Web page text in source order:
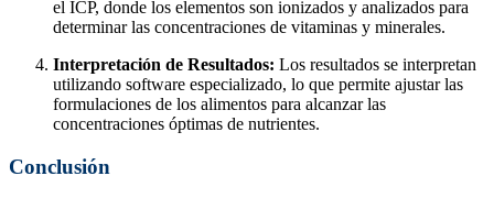
el ICP, donde los elementos son ionizados y analizados para
determinar las concentraciones de vitaminas y minerales.
Interpretación de Resultados: Los resultados se interpretan
utilizando software especializado, lo que permite ajustar las
formulaciones de los alimentos para alcanzar las
concentraciones óptimas de nutrientes.
Conclusión